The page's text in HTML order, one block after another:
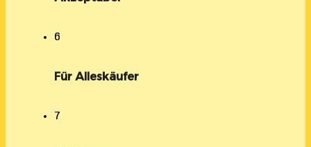
6
Für Alleskäufer
7